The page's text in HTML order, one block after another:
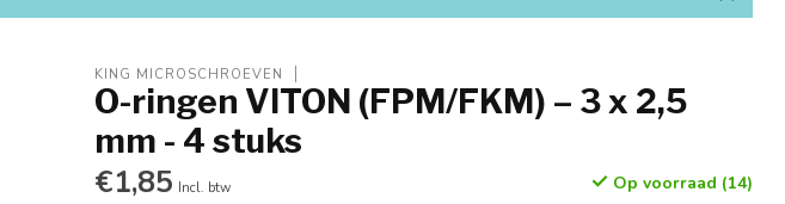
KING MICROSCHROEVEN
O-ringen VITON (FPM/FKM) – 3 x 2,5
mm - 4 stuks
€1,85 Incl. btw Op voorraad (14)